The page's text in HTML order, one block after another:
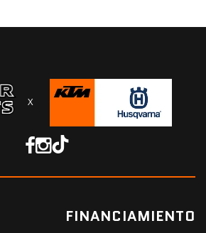
X
FINANCIAMIENTO